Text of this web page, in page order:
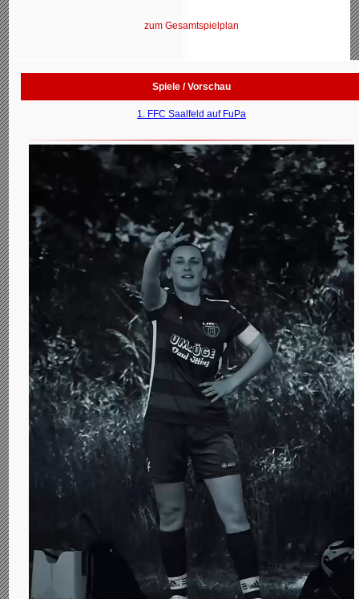
zum Gesamtspielplan
Spiele / Vorschau
1. FFC Saalfeld auf FuPa